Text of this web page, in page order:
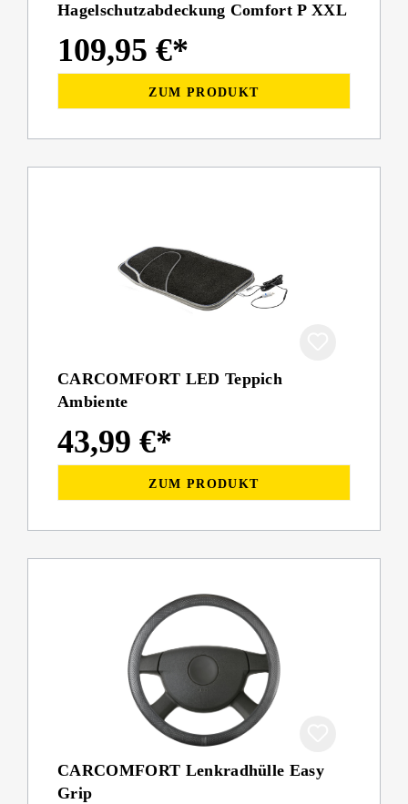
Hagelschutzabdeckung Comfort P XXL
109,95 €*
ZUM PRODUKT
CARCOMFORT LED Teppich
Ambiente
43,99 €*
ZUM PRODUKT
CARCOMFORT Lenkradhülle Easy
Grip